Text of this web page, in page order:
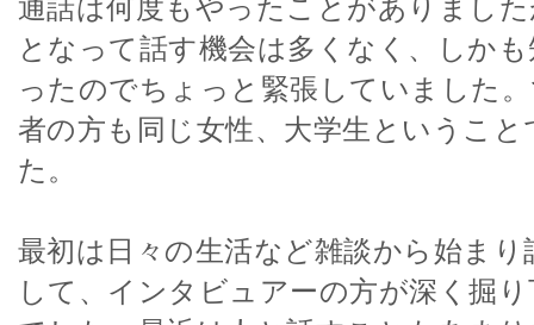
通話は何度もやったことがありまし
となって話す機会は多くなく、しか
ったのでちょっと緊張していました
者の方も同じ女性、大学生というこ
た。
最初は日々の生活など雑談から始ま
して、インタビュアーの方が深く掘